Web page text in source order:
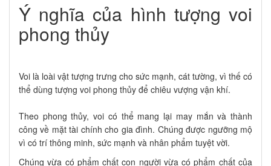
Ý nghĩa của hình tượng voi
phong thủy
Voi là loài vật tượng trưng cho sức mạnh, cát tường, vì thế có
thể dùng tượng voi phong thủy để chiêu vượng vận khí.
Theo phong thủy, voi có thể mang lại may mắn và thành
công về mặt tài chính cho gia đình. Chúng được ngưỡng mộ
vì có trí thông minh, sức mạnh và nhân phẩm tuyệt vời.
Chúng vừa có phẩm chất con người vừa có phẩm chất của